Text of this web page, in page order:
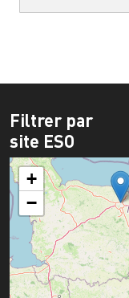
Filtrer par
site ESO
+
−